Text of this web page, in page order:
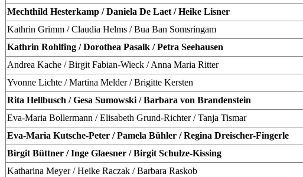
Mechthild Hesterkamp / Daniela De Laet / Heike Lisner
Kathrin Grimm / Claudia Helms / Bua Ban Somsringam
Kathrin Rohlfing / Dorothea Pasalk / Petra Seehausen
Andrea Kache / Birgit Fabian-Wieck / Anna Maria Ritter
Yvonne Lichte / Martina Melder / Brigitte Kersten
Rita Hellbusch / Gesa Sumowski / Barbara von Brandenstein
Eva-Maria Bollermann / Elisabeth Grund-Richter / Tanja Tismar
Eva-Maria Kutsche-Peter / Pamela Bühler / Regina Dreischer-Fingerle
Birgit Büttner / Inge Glaesner / Birgit Schulze-Kissing
Katharina Meyer / Heike Raczak / Barbara Raskob